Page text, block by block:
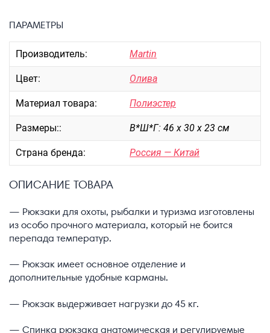
ЧЕХЛЫ ДЛЯ ЧЕМОДАНОВ
Мешки для обуви
Пеналы для школы
Новинки
Багаж
Чемоданы оптом
Чемоданы на колесах
Пилоты на колесах
Рюкзаки детские для детских
Бьюти-кейсы
Распродажа
ПАРАМЕТРЫ
Производитель: Martin
Цвет: Олива
Материал товара: Полиэстер
Размеры:: В*Ш*Г: 46 х 30 х 23 см
Страна бренда: Россия — Китай
ОПИСАНИЕ ТОВАРА
— Рюкзаки для охоты, рыбалки и туризма изготовлены
из особо прочного материала, который не боится
перепада температур.
— Рюкзак имеет основное отделение и
дополнительные удобные карманы.
— Рюкзак выдерживает нагрузки до 45 кг.
— Спинка рюкзака анатомическая и регулируемые